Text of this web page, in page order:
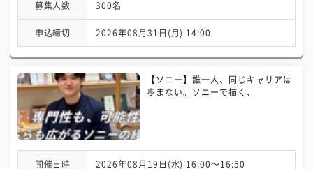
募集人数 300名
申込締切 2026年08月31日(月) 14:00
【ソニー】誰一人、同じキャリアは
歩まない。ソニーで描く、
開催日時 2026年08月19日(水) 16:00〜16:50